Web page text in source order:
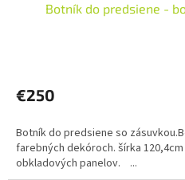
Botník do predsiene -
€250
Botník do predsiene so
farebných dekóroch. šírka
obkladových panelov. ...